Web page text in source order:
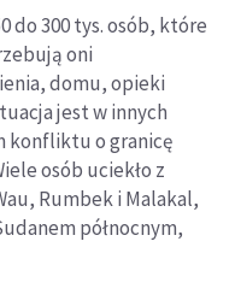
do 300 tys. osób, które
oni
domu, opieki
jest w innych
konfliktu o granicę
osób uciekło z
Rumbek i Malakal,
północnym,